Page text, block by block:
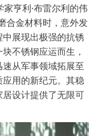
亨利·布雷尔利的伟
合金材料时，意外发
展现出极强的抗锈
不锈钢应运而生，
从军事领域拓展至
用的新纪元。其稳
设计提供了无限可